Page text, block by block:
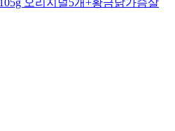
오리지널5개+황금닭가슴살